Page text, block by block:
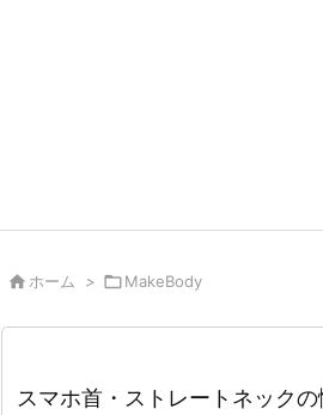
 ホーム > MakeBody
スマホ首・ストレートネック